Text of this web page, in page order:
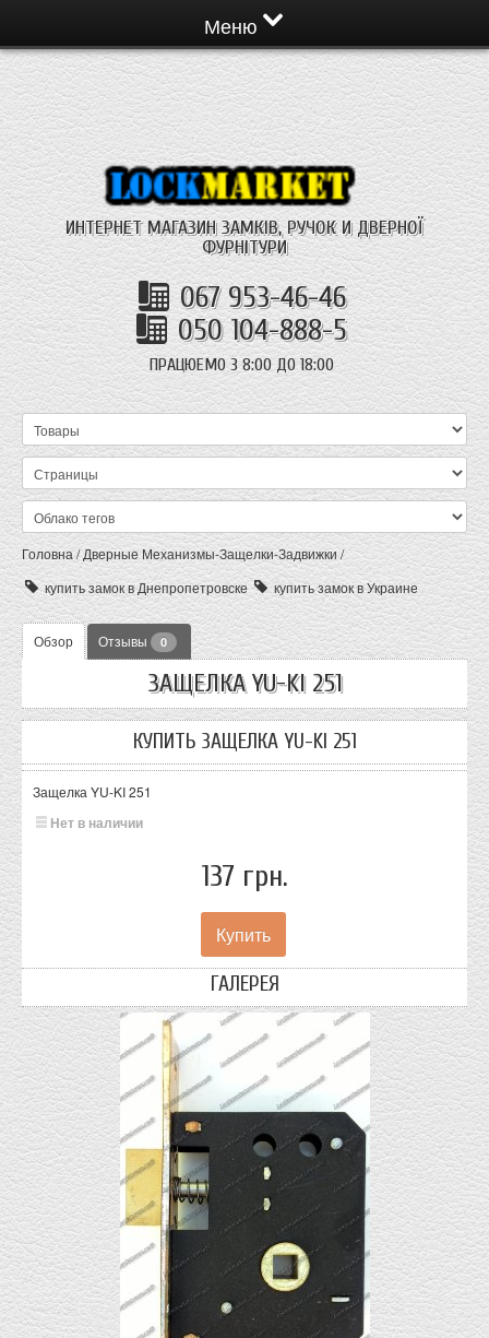
Меню
ИНТЕРНЕТ МАГАЗИН ЗАМКІВ, РУЧОК И ДВЕРНОЇ
ФУРНІТУРИ
067 953-46-46
050 104-888-5
ПРАЦЮЕМО З 8:00 ДО 18:00
Головна/Дверные Механизмы-Защелки-Задвижки/
купить замок в Днепропетровске
купить замок в Украине
Обзор Отзывы 0
ЗАЩЕЛКА YU-KI 251
КУПИТЬ ЗАЩЕЛКА YU-KI 251
Защелка YU-KI 251
Нет в наличии
137 грн.
ГАЛЕРЕЯ